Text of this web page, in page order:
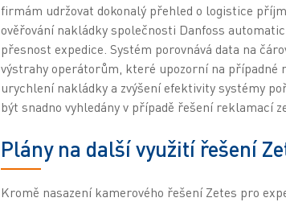
firmám udržovat dokonalý přehled o logistice
ověřování nakládky společnosti Danfoss
přesnost expedice. Systém porovnává data na
výstrahy operátorům, které upozorní na případné
urychlení nakládky a zvýšení efektivity systémy
být snadno vyhledány v případě řešení reklamací
Plány na další využití řešení
Kromě nasazení kamerového řešení Zetes pro